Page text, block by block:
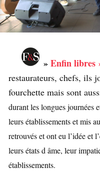
»Enfin libres
restaurateurs, chefs, ils
fourchette mais sont
durant les longues journées
leurs établissements et mis
retrouvés et ont eu l’idée et
leurs états d âme, leur
établissements.